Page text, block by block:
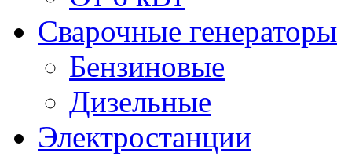
Сварочные генераторы
Бензиновые
Дизельные
Электростанции